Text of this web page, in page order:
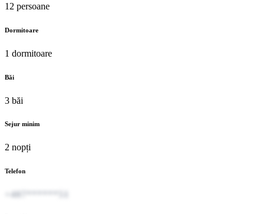
12 persoane
Dormitoare
1 dormitoare
Băi
3 băi
Sejur minim
2 nopți
Telefon
+407******51